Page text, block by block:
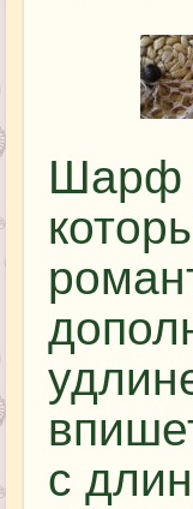
Шарф
с